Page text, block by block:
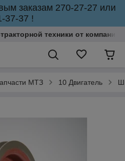
заказам 270-27-27 или
37-37 !
техники от
МТЗ 10 Двигатель